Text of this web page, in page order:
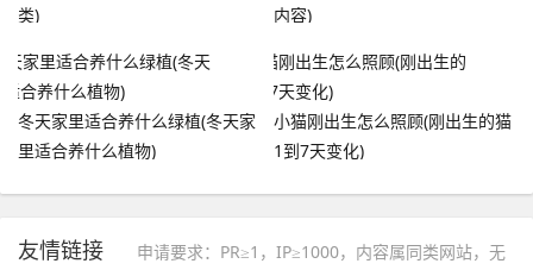
类)
内容)
冬天家里适合养什么绿植(冬天家
里适合养什么植物)
小猫刚出生怎么照顾(刚出生的猫
1到7天变化)
友情链接
申请要求：PR≥1，IP≥1000，内容属同类网站，无